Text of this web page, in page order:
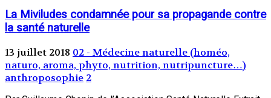
La Miviludes condamnée pour sa propagande contre
la santé naturelle
13 juillet 2018 02 - Médecine naturelle (homéo,
naturo, aroma, phyto, nutrition, nutripuncture…)
anthroposophie 2